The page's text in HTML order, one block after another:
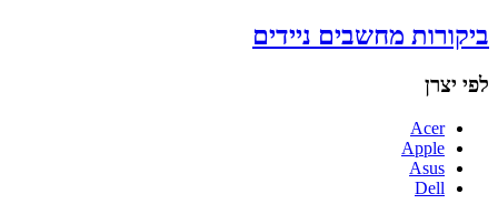
ביקורות מחשבים ניידים
לפי יצרן
Acer
Apple
Asus
Dell